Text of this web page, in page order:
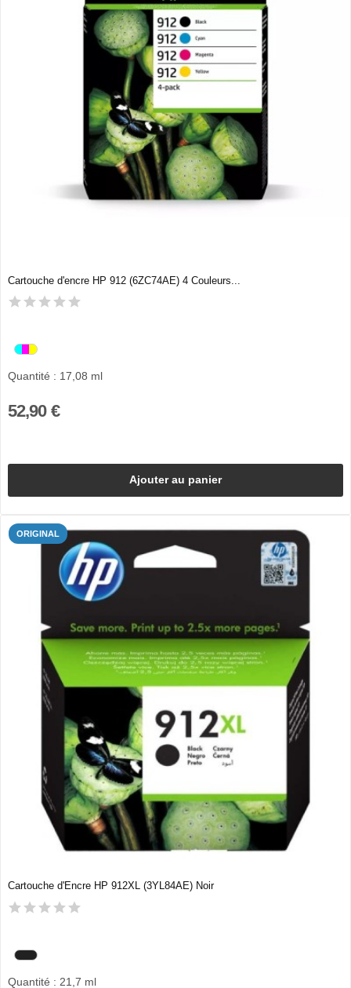
Cartouche d'encre HP 912 (6ZC74AE) 4 Couleurs...
Quantité : 17,08 ml
52,90 €
Ajouter au panier
ORIGINAL
Cartouche d'Encre HP 912XL (3YL84AE) Noir
Quantité : 21,7 ml